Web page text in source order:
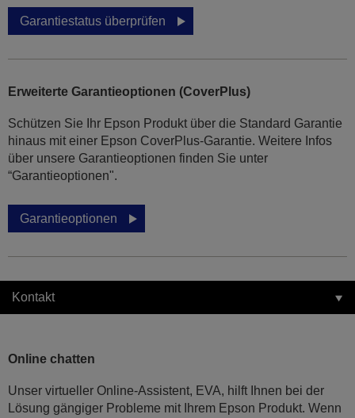
Garantiestatus überprüfen
Erweiterte Garantieoptionen (CoverPlus)
Schützen Sie Ihr Epson Produkt über die Standard Garantie
hinaus mit einer Epson CoverPlus-Garantie. Weitere Infos
über unsere Garantieoptionen finden Sie unter
“Garantieoptionen".
Garantieoptionen
Kontakt
Online chatten
Unser virtueller Online-Assistent, EVA, hilft Ihnen bei der
Lösung gängiger Probleme mit Ihrem Epson Produkt. Wenn